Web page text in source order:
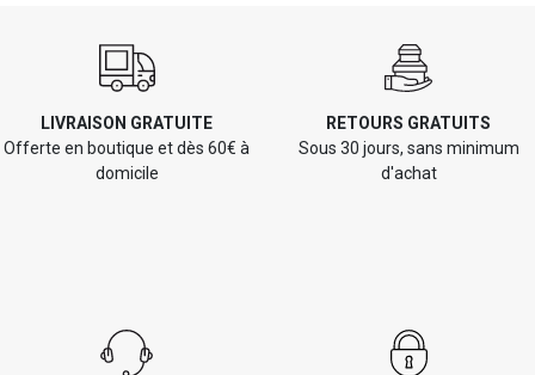
LIVRAISON GRATUITE
Offerte en boutique et dès 60€ à
domicile
RETOURS GRATUITS
Sous 30 jours, sans minimum
d'achat